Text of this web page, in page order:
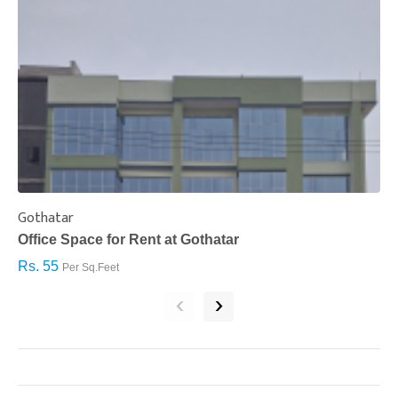
Gothatar
Office Space for Rent at Gothatar
Rs. 55 Per Sq.Feet
‹ ›